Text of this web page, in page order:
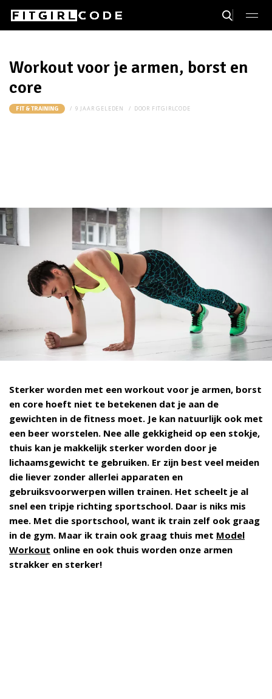
Workout voor je armen, borst en
core
FIT & TRAINING 9 JAAR GELEDEN DOOR FITGIRLCODE
Sterker worden met een workout voor je armen, borst
en core hoeft niet te betekenen dat je aan de
gewichten in de fitness moet. Je kan natuurlijk ook met
een beer worstelen. Nee alle gekkigheid op een stokje,
thuis kan je makkelijk sterker worden door je
lichaamsgewicht te gebruiken. Er zijn best veel meiden
die liever zonder allerlei apparaten en
gebruiksvoorwerpen willen trainen. Het scheelt je al
snel een tripje richting sportschool. Daar is niks mis
mee. Met die sportschool, want ik train zelf ook graag
in de gym. Maar ik train ook graag thuis met Model
Workout online en ook thuis worden onze armen
strakker en sterker!